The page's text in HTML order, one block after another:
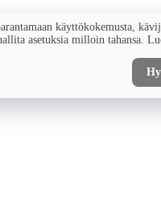
käyttökokemusta,
asetuksia milloin tahansa.